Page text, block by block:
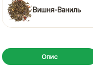
Вишня-Ваниль
Опис